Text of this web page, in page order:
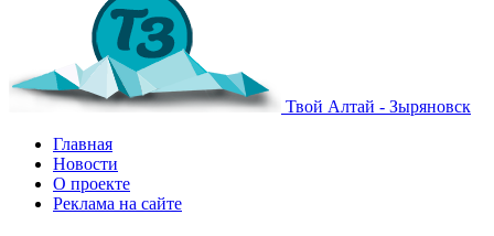
Твой Алтай - Зыряновск
Главная
Новости
О проекте
Реклама на сайте